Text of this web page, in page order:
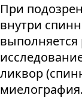
При
внутри
выполняется
ликвор
миелография.